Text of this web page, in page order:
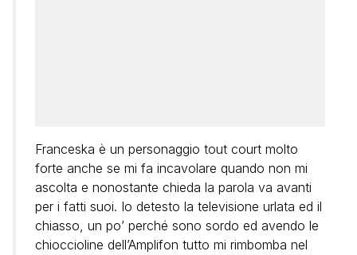
Franceska è un personaggio tout court molto
forte anche se mi fa incavolare quando non mi
ascolta e nonostante chieda la parola va avanti
per i fatti suoi. Io detesto la televisione urlata ed il
chiasso, un po’ perché sono sordo ed avendo le
chioccioline dell’Amplifon tutto mi rimbomba nel